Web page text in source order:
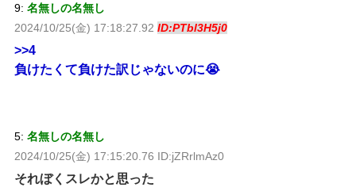
9: 名無しの名無し
2024/10/25(金) 17:18:27.92 ID:PTbl3H5j0
>>4
負けたくて負けた訳じゃないのに😭
5: 名無しの名無し
2024/10/25(金) 17:15:20.76 ID:jZRrlmAz0
それぼくスレかと思った